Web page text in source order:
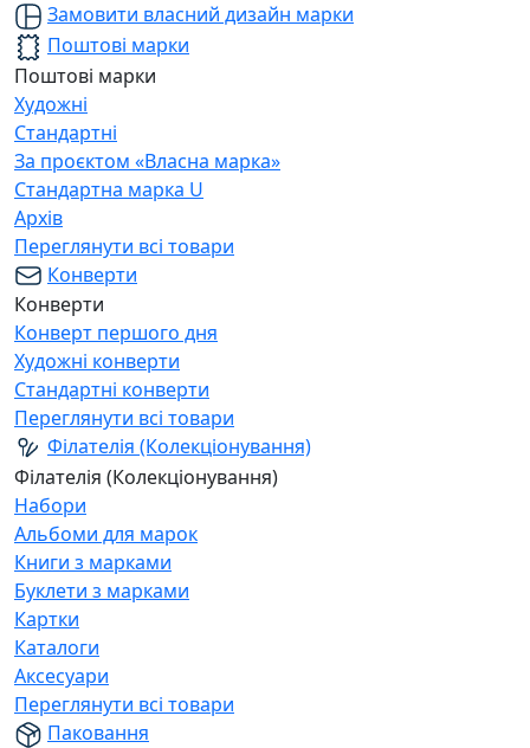
Замовити власний дизайн марки
Поштові марки
Поштові марки
Художні
Стандартні
За проєктом «Власна марка»
Стандартна марка U
Архів
Переглянути всі товари
Конверти
Конверти
Конверт першого дня
Художні конверти
Стандартні конверти
Переглянути всі товари
Філателія (Колекціонування)
Філателія (Колекціонування)
Набори
Альбоми для марок
Книги з марками
Буклети з марками
Картки
Каталоги
Аксесуари
Переглянути всі товари
Паковання